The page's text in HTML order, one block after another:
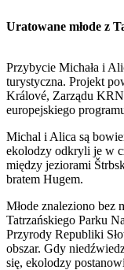
Uratowane młode z
Przybycie Michała i
turystyczna. Projekt
Králové, Zarządu
europejskiego
Michal i Alica są
ekolodzy odkryli je w
między jeziorami
bratem Hugem.
Młode znaleziono bez
Tatrzańskiego Parku
Przyrody Republiki
obszar. Gdy
się, ekolodzy